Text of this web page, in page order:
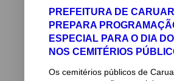
PREFEITURA DE
PREPARA
ESPECIAL PARA O DIA
NOS CEMITÉRIOS
Os cemitérios públicos de